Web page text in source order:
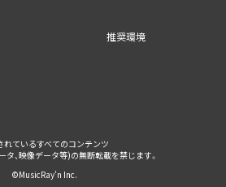
推奨環境
れているすべてのコンテンツ
タ、映像データ等)の無断転載を禁じます。
©MusicRay’n Inc.